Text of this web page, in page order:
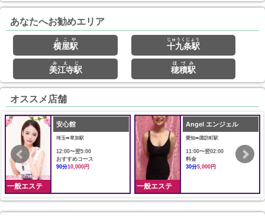
あなたへお勧めエリア
横屋駅
よこや
十九条駅
じゅうくじょう
美江寺駅
みえじ
穂積駅
ほづみ
オススメ店舗
一般エステ
安心館
埼玉➠草加駅
12:00〜翌5:00
おすすめコース
90分10,000円
一般エステ
Angel エンジェル
愛知➠諏訪町駅
11:00〜翌02:00
料金
30分5,000円